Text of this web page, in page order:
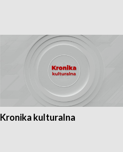
Kronika kulturalna